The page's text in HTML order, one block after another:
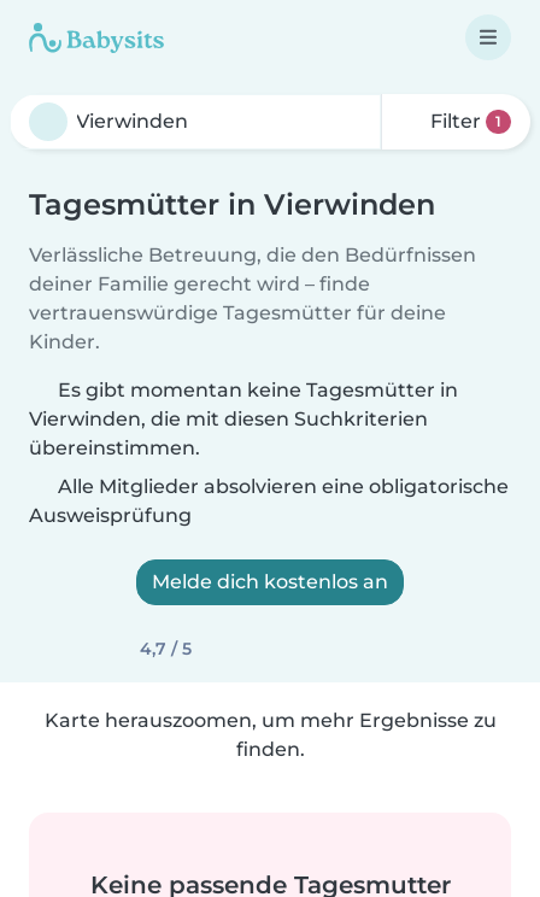
Filter 1
Tagesmütter in Vierwinden
Verlässliche Betreuung, die den Bedürfnissen
deiner Familie gerecht wird – finde
vertrauenswürdige Tagesmütter für deine
Kinder.
Es gibt momentan keine Tagesmütter in
Vierwinden, die mit diesen Suchkriterien
übereinstimmen.
Alle Mitglieder absolvieren eine obligatorische
Ausweisprüfung
Melde dich kostenlos an
4,7 / 5
Karte herauszoomen, um mehr Ergebnisse zu
finden.
Keine passende Tagesmutter